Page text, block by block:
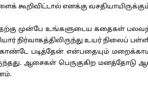
எனக்கு
முன்பே உங்களுடைய கதைகள்
உயர் நிலைப்
படித்தேன் என்பதையும்
ஆசைகள் பெருகுகிற